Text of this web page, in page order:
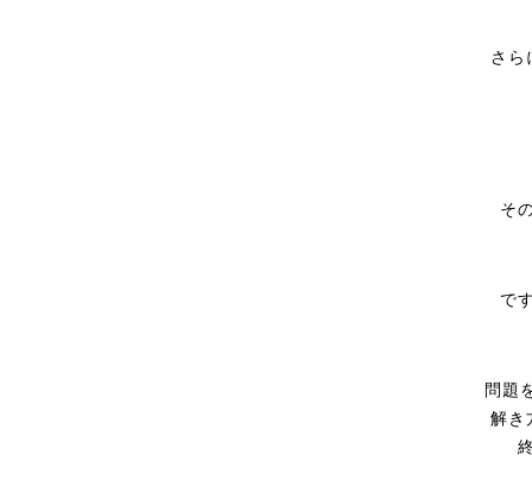
さら
そ
で
問題
解き